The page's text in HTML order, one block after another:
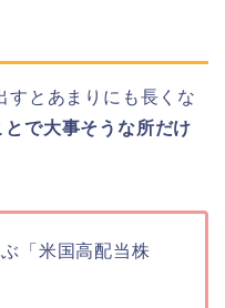
すとあまりにも長くな
で大事そうな所だけ
「米国高配当株